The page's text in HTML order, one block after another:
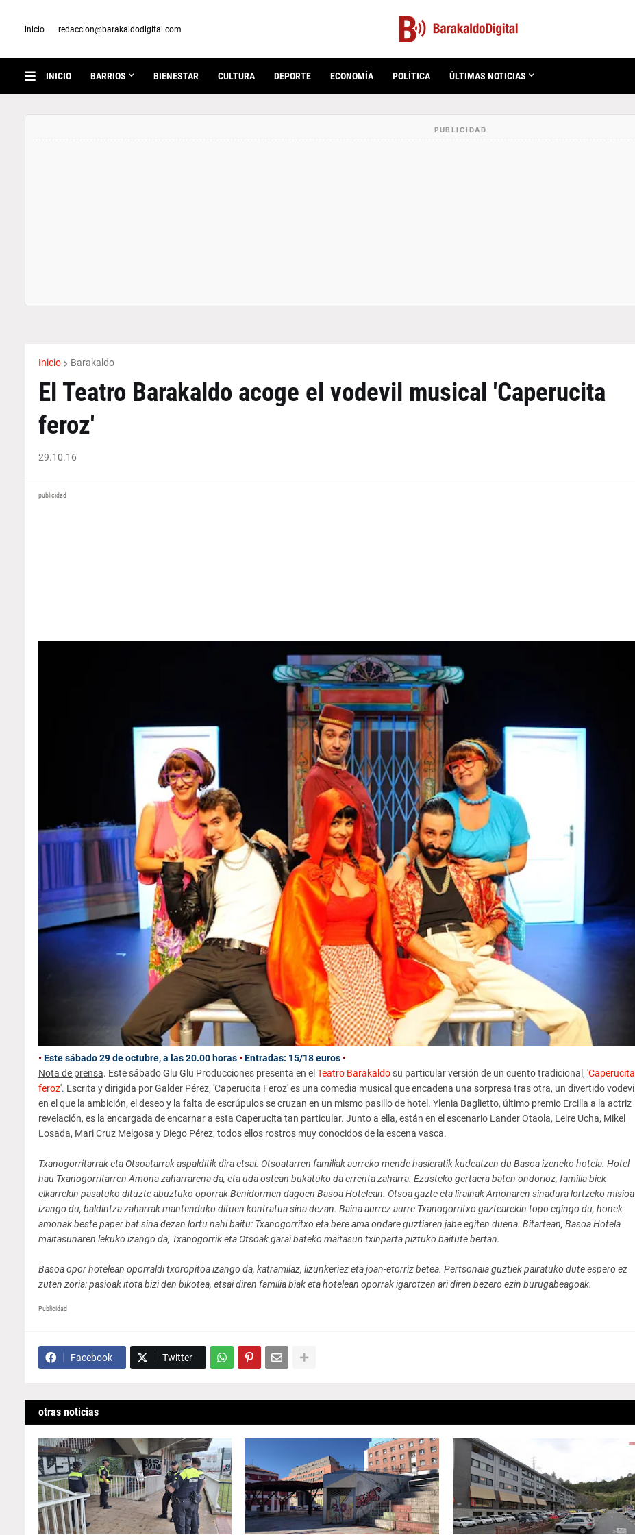
inicio redaccion@barakaldodigital.com
INICIO BARRIOS BIENESTAR CULTURA DEPORTE ECONOMÍA POLÍTICA ÚLTIMAS NOTICIAS
Inicio Barakaldo
El Teatro Barakaldo acoge el vodevil musical 'Caperucita
feroz'
29.10.16
publicidad
•Este sábado 29 de octubre, a las 20.00 horas •Entradas: 15/18 euros •
Nota de prensa. Este sábado Glu Glu Producciones presenta en el Teatro Barakaldosu particular versión de un cuento tradicional, 'Caperucita
feroz'. Escrita y dirigida por Galder Pérez, 'Caperucita Feroz' es una comedia musical que encadena una sorpresa tras otra, un divertido vodevil
en el que la ambición, el deseo y la falta de escrúpulos se cruzan en un mismo pasillo de hotel. Ylenia Baglietto, último premio Ercilla a la actriz
revelación, es la encargada de encarnar a esta Caperucita tan particular. Junto a ella, están en el escenario Lander Otaola, Leire Ucha, Mikel
Losada, Mari Cruz Melgosa y Diego Pérez, todos ellos rostros muy conocidos de la escena vasca.
Txanogorritarrak eta Otsoatarrak aspalditik dira etsai. Otsoatarren familiak aurreko mende hasieratik kudeatzen du Basoa izeneko hotela. Hotel
hau Txanogorritarren Amona zaharrarena da, eta uda ostean bukatuko da errenta zaharra. Ezusteko gertaera baten ondorioz, familia biek
elkarrekin pasatuko dituzte abuztuko oporrak Benidormen dagoen Basoa Hotelean. Otsoa gazte eta lirainak Amonaren sinadura lortzeko misioa
izango du, baldintza zaharrak mantenduko dituen kontratua sina dezan. Baina aurrez aurre Txanogorritxo gaztearekin topo egingo du, honek
amonak beste paper bat sina dezan lortu nahi baitu: Txanogorritxo eta bere ama ondare guztiaren jabe egiten duena. Bitartean, Basoa Hotela
maitasunaren lekuko izango da, Txanogorrik eta Otsoak garai bateko maitasun txinparta piztuko baitute bertan.
Basoa opor hotelean oporraldi txoropitoa izango da, katramilaz, lizunkeriez eta joan-etorriz betea. Pertsonaia guztiek pairatuko dute espero ez
zuten zoria: pasioak itota bizi den bikotea, etsai diren familia biak eta hotelean oporrak igarotzen ari diren bezero ezin burugabeagoak.
Publicidad
Facebook Twitter
otras noticias